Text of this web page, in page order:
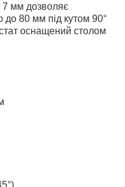
мм дозволяє
до 80 мм під кутом 90°
оснащений столом